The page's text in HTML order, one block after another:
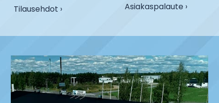
Tilausehdot ›
Asiakaspalaute ›